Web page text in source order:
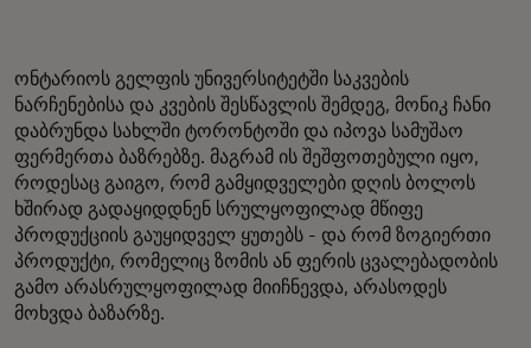
ონტარიოს გელფის უნივერსიტეტში საკვების
ნარჩენებისა და კვების შესწავლის შემდეგ, მონიკ ჩანი
დაბრუნდა სახლში ტორონტოში და იპოვა სამუშაო
ფერმერთა ბაზრებზე. მაგრამ ის შეშფოთებული იყო,
როდესაც გაიგო, რომ გამყიდველები დღის ბოლოს
ხშირად გადაყიდდნენ სრულყოფილად მწიფე
პროდუქციის გაუყიდველ ყუთებს - და რომ ზოგიერთი
პროდუქტი, რომელიც ზომის ან ფერის ცვალებადობის
გამო არასრულყოფილად მიიჩნევდა, არასოდეს
მოხვდა ბაზარზე.